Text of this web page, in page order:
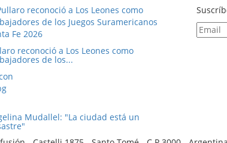
reconoció a Los Leones como
de los...
Mudallel: "La ciudad está un